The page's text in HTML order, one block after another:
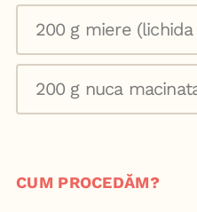
200 g miere
200 g nuca
CUM PROCEDĂM?